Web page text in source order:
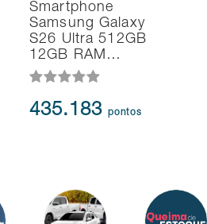
Smartphone
Samsung Galaxy
S26 Ultra 512GB
12GB RAM…
435.183pontos